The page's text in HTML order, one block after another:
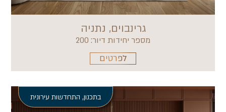
גרינבוים, נתניה
מספר יחידות דיור: 200
לפרטים
בתכנון, התחדשות עירונית